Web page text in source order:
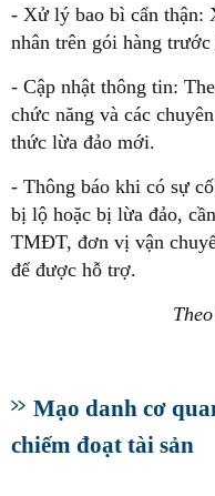
- Xử lý bao bì cẩn thận:
nhân trên gói hàng
- Cập nhật thông tin:
chức năng và các
thức lừa đảo mới.
- Thông báo khi có sự
bị lộ hoặc bị lừa đảo,
TMĐT, đơn vị vận
để được hỗ trợ.
Mạo danh cơ
chiếm đoạt tài sản